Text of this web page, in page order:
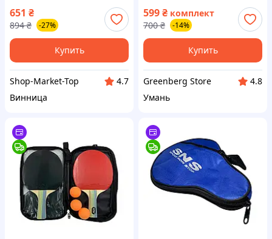
для игры в пинг-понг /
Настольный теннис
651 ₴
894 ₴ -27%
Купить
Shop-Market-Top
4.7
Винница
теннисная пинг понга
+чехол и мячики
599₴ комплект
700 ₴ -14%
Купить
Greenberg Store
4.8
Умань